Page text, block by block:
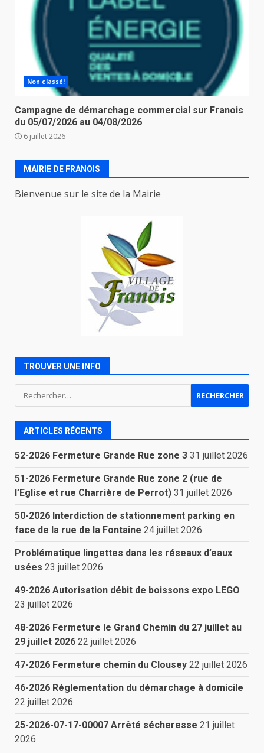
Non classé!
Campagne de démarchage commercial sur Franois
du 05/07/2026 au 04/08/2026
6 juillet 2026
MAIRIE DE FRANOIS
Bienvenue sur le site de la Mairie
TROUVER UNE INFO
Rechercher :
ARTICLES RÉCENTS
52-2026 Fermeture Grande Rue zone 3 31 juillet 2026
51-2026 Fermeture Grande Rue zone 2 (rue de
l’Eglise et rue Charrière de Perrot) 31 juillet 2026
50-2026 Interdiction de stationnement parking en
face de la rue de la Fontaine 24 juillet 2026
Problématique lingettes dans les réseaux d’eaux
usées 23 juillet 2026
49-2026 Autorisation débit de boissons expo LEGO
23 juillet 2026
48-2026 Fermeture le Grand Chemin du 27 juillet au
29 juillet 2026 22 juillet 2026
47-2026 Fermeture chemin du Clousey 22 juillet 2026
46-2026 Réglementation du démarchage à domicile
22 juillet 2026
25-2026-07-17-00007 Arrêté sécheresse 21 juillet
2026